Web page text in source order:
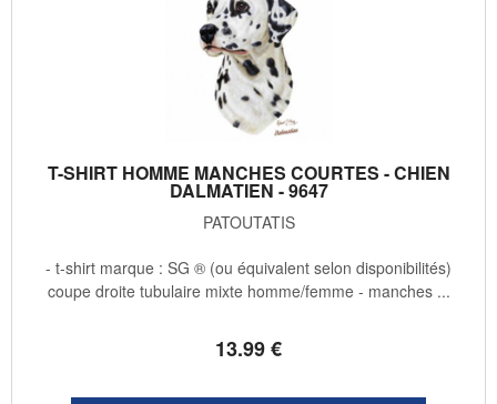
T-SHIRT HOMME MANCHES COURTES - CHIEN
DALMATIEN - 9647
PATOUTATIS
13.99€
- t-shirt marque : SG ® (ou équivalent selon disponibilités)
coupe droite tubulaire mixte homme/femme - manches ...